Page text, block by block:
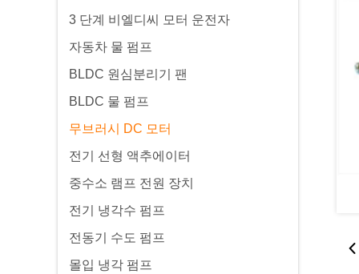
3 단계 비엘디씨 모터 운전자
자동차 물 펌프
BLDC 원심분리기 팬
BLDC 물 펌프
무브러시 DC 모터
전기 선형 액추에이터
중수소 램프 전원 장치
전기 냉각수 펌프
전동기 수도 펌프
몰입 냉각 펌프